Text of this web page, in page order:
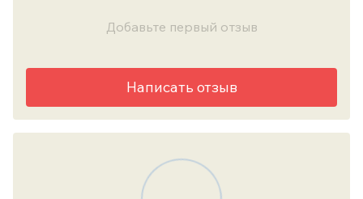
Добавьте первый отзыв
Написать отзыв